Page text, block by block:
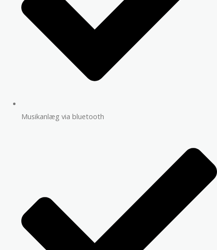
Musikanlæg via bluetooth